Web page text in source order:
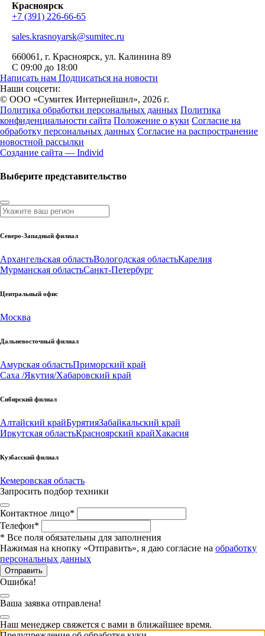
Красноярск
+7 (391) 226-66-65
sales.krasnoyarsk@sumitec.ru
660061, г. Красноярск, ул. Калинина 89
С 09:00 до 18:00
Написать нам Подписаться на новости
Наши соцсети:
© ООО «Сумитек Интернейшнл», 2026 г.
Политика обработки персональных данных Политика
конфиденциальности сайта Положение о куки Согласие на
обработку персональных данных Согласие на распространение
новостной рассылки
Создание сайта — Individ
Выберите представительство
Северо-Западный филиал
Архангельская областьВологодская областьКарелия
Мурманская областьСанкт-Петербург
Центральный офис
Москва
Дальневосточный филиал
Амурская областьПриморский край
Саха /Якутия/Хабаровский край
Сибирский филиал
Алтайский крайБурятияЗабайкальский край
Иркутская областьКрасноярский крайХакасия
Кузбасский филиал
Кемеровская область
Запросить подбор техники
Контактное лицо*
Телефон*
* Все поля обязательны для заполнения
Нажимая на кнопку «Отправить», я даю согласие на обработку
персональных данных
Отправить
Ошибка!
Ваша заявка отправлена!
Наш менеджер свяжется с вами в ближайшее время.